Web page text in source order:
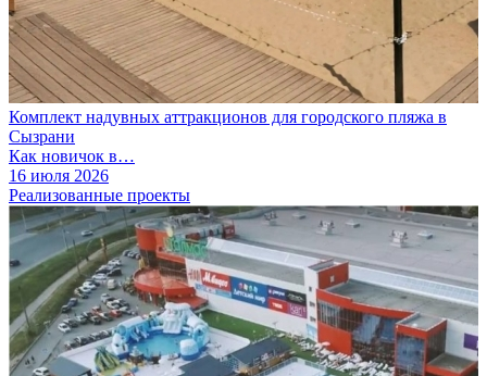
Комплект надувных аттракционов для городского пляжа в
Сызрани
Как новичок в…
16 июля 2026
Реализованные проекты